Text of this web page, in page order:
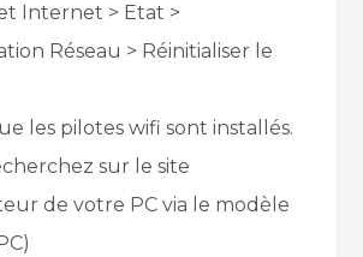
Internet > Etat >
Réseau > Réinitialiser le
les pilotes wifi sont installés.
sur le site
de votre PC via le modèle